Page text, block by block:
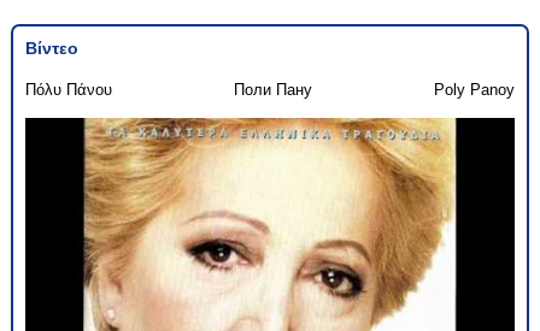
Βίντεο
Πόλυ Πάνου Поли Пану Poly Panoy